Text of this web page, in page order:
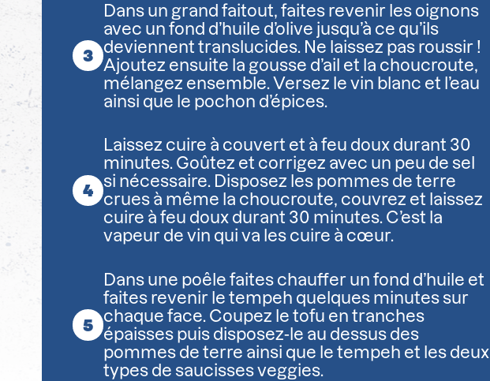
Dans un grand faitout, faites revenir les oignons
avec un fond d’huile d’olive jusqu’à ce qu’ils
deviennent translucides. Ne laissez pas roussir !
Ajoutez ensuite la gousse d’ail et la choucroute,
mélangez ensemble. Versez le vin blanc et l’eau
ainsi que le pochon d’épices.
Laissez cuire à couvert et à feu doux durant 30
minutes. Goûtez et corrigez avec un peu de sel
si nécessaire. Disposez les pommes de terre
crues à même la choucroute, couvrez et laissez
cuire à feu doux durant 30 minutes. C’est la
vapeur de vin qui va les cuire à cœur.
Dans une poêle faites chauffer un fond d’huile et
faites revenir le tempeh quelques minutes sur
chaque face. Coupez le tofu en tranches
épaisses puis disposez-le au dessus des
pommes de terre ainsi que le tempeh et les deux
types de saucisses veggies.